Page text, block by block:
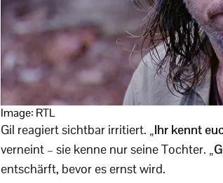
Image: RTL
Gil reagiert sichtbar irritiert. „Ihr kennt
verneint – sie kenne nur seine Tochter.
entschärft, bevor es ernst wird.